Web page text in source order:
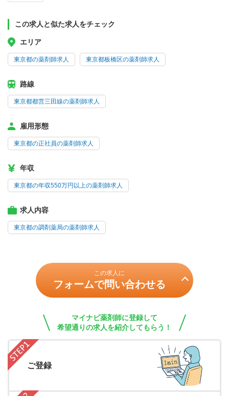
この求人と似た求人をチェック
エリア
東京都の薬剤師求人 東京都板橋区の薬剤師求人
路線
東京都都営三田線の薬剤師求人
雇用形態
東京都の正社員の薬剤師求人
年収
東京都の年収550万円以上の薬剤師求人
求人内容
東京都の調剤薬局の薬剤師求人
この求人に
フォームで問い合わせる
マイナビ薬剤師に登録して
希望通りの求人を紹介してもらう！
ご登録